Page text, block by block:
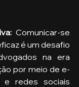
Comunicar-se
é um desafio
na era
por meio de e-
e redes sociais